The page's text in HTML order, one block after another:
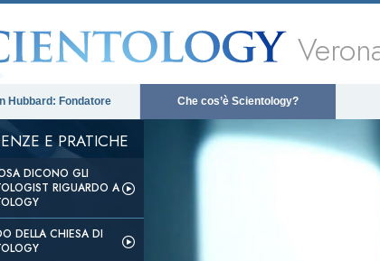
Hubbard: Fondatore Che cos’è Scientology?
E PRATICHE
DICONO GLI
RIGUARDO A
DELLA CHIESA DI